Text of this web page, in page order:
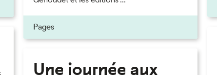
Pages
Une journée aux